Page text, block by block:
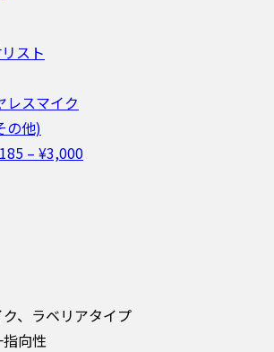
スト
レスマイク
の他)
– ¥3,000
、ラベリアタイプ
向性